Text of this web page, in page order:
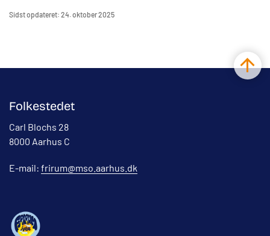
Sidst opdateret: 24. oktober 2025
Folkestedet
Carl Blochs 28
8000 Aarhus C
E-mail: frirum@mso.aarhus.dk